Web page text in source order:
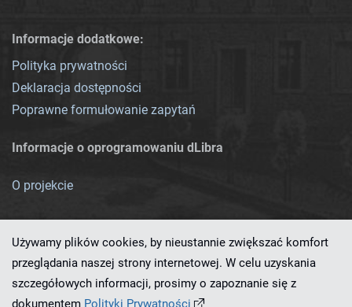
Informacje dodatkowe:
Polityka prywatności
Deklaracja dostępności
Poprawne formułowanie zapytań
Informacje o oprogramowaniu dLibra
O projekcie
Ten serwis działa dzięki oprogramowaniu
Używamy plików cookies, by nieustannie zwiększać komfort
przeglądania naszej strony internetowej. W celu uzyskania
szczegółowych informacji, prosimy o zapoznanie się z
dokumentem Polityki Prywatności